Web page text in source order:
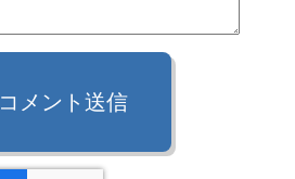
コメント送信